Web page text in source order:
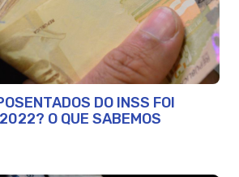
DO INSS FOI
O QUE SABEMOS